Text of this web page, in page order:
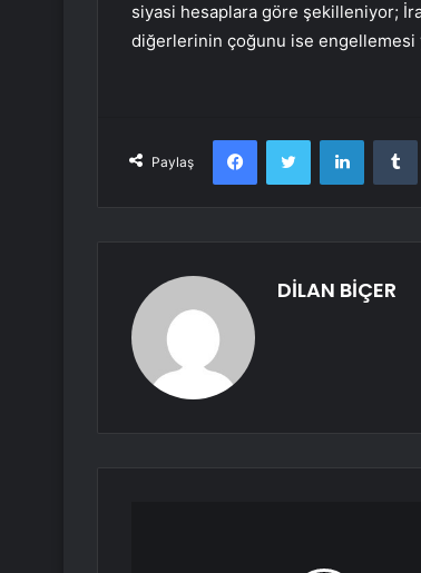
siyasi hesaplara göre şekilleniyor;
diğerlerinin çoğunu ise engellemesi
Paylaş
FacebookTwitter LinkedIn
DİLAN BİÇER